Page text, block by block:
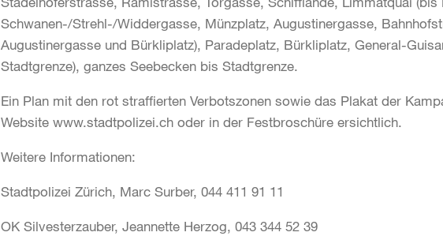
Schwanen-/Strehl-/Widdergasse, Münzplatz, Augustinergasse,
Augustinergasse und Bürkliplatz), Paradeplatz, Bürkliplatz, General-
Stadtgrenze), ganzes Seebecken bis Stadtgrenze.
Ein Plan mit den rot straffierten Verbotszonen sowie das Plakat der
Website www.stadtpolizei.ch oder in der Festbroschüre ersichtlich.
Weitere Informationen:
Stadtpolizei Zürich, Marc Surber, 044 411 91 11
OK Silvesterzauber, Jeannette Herzog, 043 344 52 39